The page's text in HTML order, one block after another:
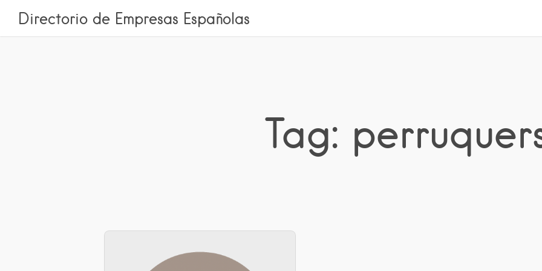
Directorio de Empresas Españolas
Tag: